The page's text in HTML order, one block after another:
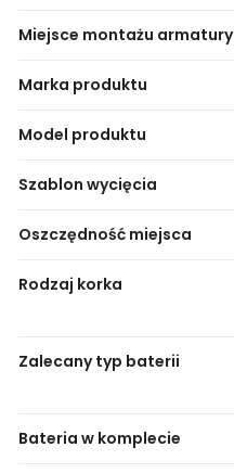
Miejsce montażu armatury
Marka produktu
Model produktu
Szablon wycięcia
Oszczędność miejsca
Rodzaj korka
Zalecany typ baterii
Bateria w komplecie